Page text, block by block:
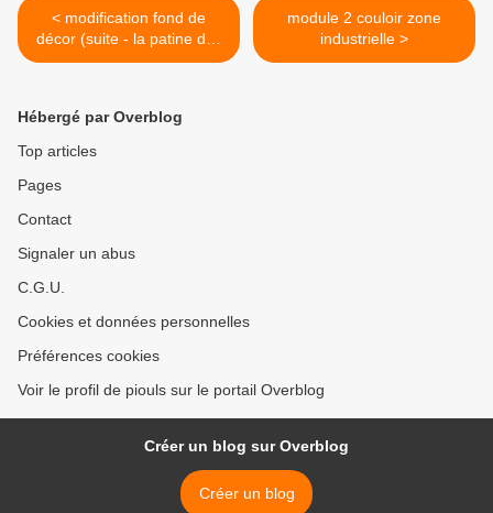
< modification fond de
décor (suite - la patine des
batiments)
module 2 couloir zone
industrielle >
Hébergé par Overblog
Top articles
Pages
Contact
Signaler un abus
C.G.U.
Cookies et données personnelles
Préférences cookies
Voir le profil de piouls sur le portail Overblog
Créer un blog sur Overblog
Créer un blog